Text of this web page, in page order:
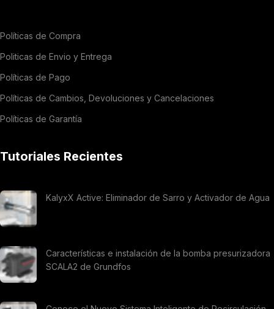
Políticas de Compra
Politicas de Envio y Entrega
Políticas de Pago
Políticas de Cambios, Devoluciones y Cancelaciones
Políticas de Garantía
Tutoriales Recientes
KalyxX Active: Eliminador de Sarro y Activador de Agua
Características e instalación de la bomba presurizadora
SCALA2 de Grundfos